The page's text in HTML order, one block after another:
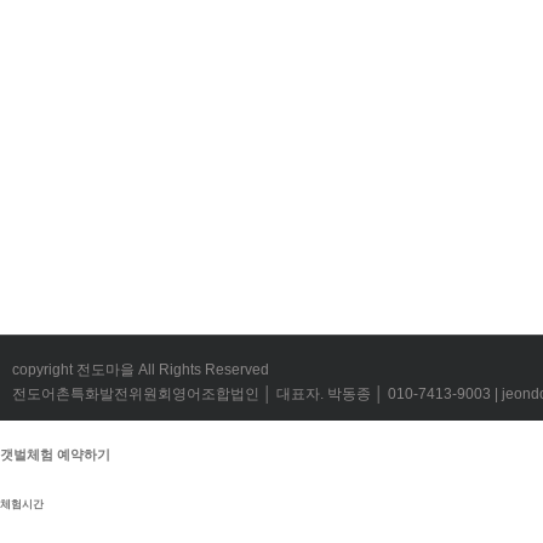
copyright 전도마을 All Rights Reserved
전도어촌특화발전위원회영어조합법인 │ 대표자. 박동종 │ 010-7413-9003 |
갯벌체험 예약하기
체험시간